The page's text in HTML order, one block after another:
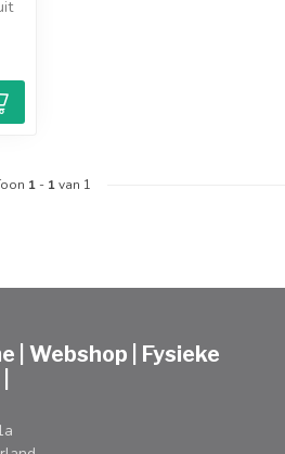
1 - 1van 1
| Webshop | Fysieke